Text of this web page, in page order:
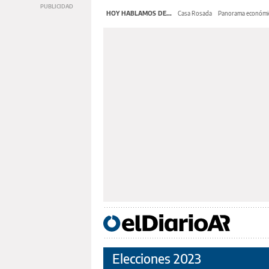
HOY HABLAMOS DE... Casa Rosada Panorama
Elecciones 2023